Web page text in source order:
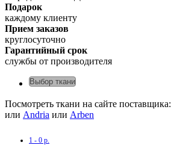
Подарок
каждому клиенту
Прием заказов
круглосуточно
Гарантийный срок
службы от производителя
Выбор ткани
Посмотреть ткани на сайте поставщика:
или Andria или Arben
1 - 0 р.